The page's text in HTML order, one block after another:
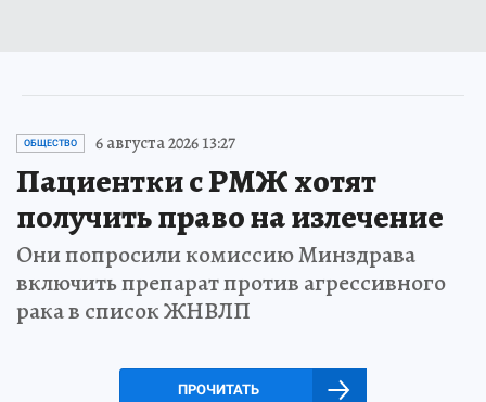
ОБЩЕСТВО 6 августа 2026 13:27
Пациентки с РМЖ хотят
получить право на излечение
Они попросили комиссию Минздрава
включить препарат против агрессивного
рака в список ЖНВЛП
ПРОЧИТАТЬ